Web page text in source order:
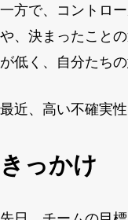
一方で、コントロ
や、決まったこと
が低く、自分たち
最近、高い不確実
きっかけ